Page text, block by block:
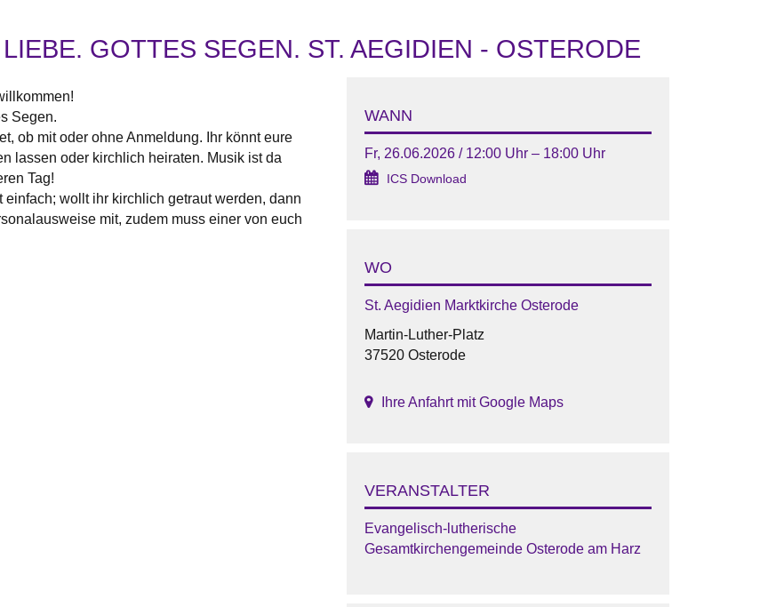
GOTTES SEGEN. ST. AEGIDIEN - OSTERODE
Segen.
ob mit oder ohne Anmeldung. Ihr könnt eure
lassen oder kirchlich heiraten. Musik ist da
Tag!
wollt ihr kirchlich getraut werden, dann
mit, zudem muss einer von euch
WANN
Fr, 26.06.2026 / 12:00 Uhr – 18:00 Uhr
ICS Download
WO
St. Aegidien Marktkirche Osterode
Martin-Luther-Platz
37520 Osterode
Ihre Anfahrt mit Google Maps
VERANSTALTER
Evangelisch-lutherische
Gesamtkirchengemeinde Osterode am Harz